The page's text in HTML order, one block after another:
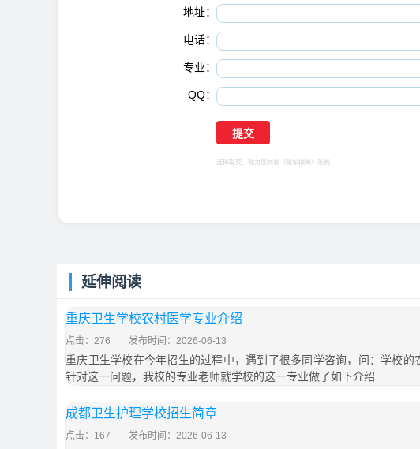
地址：
电话：
专业：
QQ：
选择提交，视为您同意 《隐私保障》 条例
延伸阅读
重庆卫生学校农村医学专业介绍
点击：276 发布时间：2026-06-13
重庆卫生学校在今年招生的过程中，遇到了很多同学咨询，问：学校的
针对这一问题，我校的专业老师就学校的这一专业做了如下介绍
成都卫生护理学校招生简章
点击：167 发布时间：2026-06-13